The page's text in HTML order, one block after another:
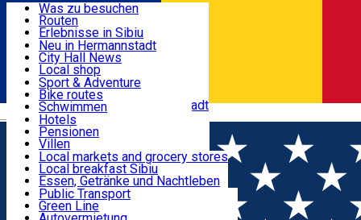
Română
Nützliche informationen
Aktivitäten & Abenteuer
Unterkunft
Essen, Getränke & Nachtleben
Transport & Parken
Live Webcams
Was zu besuchen
Routen
Erlebnisse in Sibiu
Podcast
Kultur
Museen
Kirchen
Parks, Zoo
Im Umkreis von Hermannstadt
Neu in Hermannstadt
City Hall News
Local shop
Sibiu Handwerker
Sibiul Verde
Public services
Bildung
Wie komme ich nach Sibiu?
Touristeninfo
Reiseführer
Guided tours
Local publication
Schönheitssalon
Sport & Adventure
Bike routes
Schwimmen
Reiten
Fitnessstudio
Loc de joacă indoor
Loc de joacă outdoor
Ski
Eislaufen
Yoga
Hotels
Pensionen
Villen
Hostels
Motels
Camping
Zimmer zu vermieten
Wohnungen
Unterkunft außerhalb von Sibiu
Local markets and grocery stores
Local breakfast Sibiu
Essen, Getränke und Nachtleben
Pizza
Fast Food
Public Transport
Green Line